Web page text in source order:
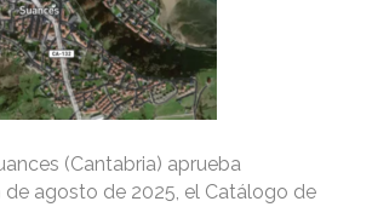
(Cantabria) aprueba
de agosto de 2025, el Catálogo de